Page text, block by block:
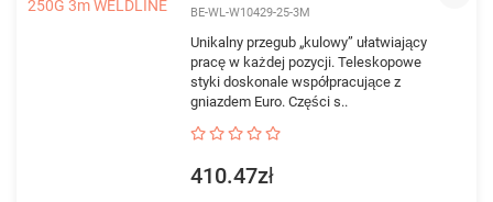
BE-WL-W10429-25-3M
Unikalny przegub „kulowy” ułatwiający
pracę w każdej pozycji. Teleskopowe
styki doskonale współpracujące z
gniazdem Euro. Części s..
410.47zł